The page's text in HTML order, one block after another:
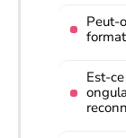
Peut-
Est-